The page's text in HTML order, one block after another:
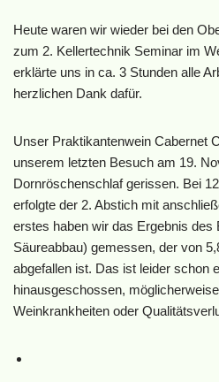
Heute waren wir wieder bei den
zum 2. Kellertechnik Seminar im
erklärte uns in ca. 3 Stunden alle
herzlichen Dank dafür.
Unser Praktikantenwein Cabernet
unserem letzten Besuch am 19.
Dornröschenschlaf gerissen. Bei
erfolgte der 2. Abstich mit
erstes haben wir das Ergebnis des
Säureabbau) gemessen, der von
abgefallen ist. Das ist leider schon
hinausgeschossen,
Weinkrankheiten oder